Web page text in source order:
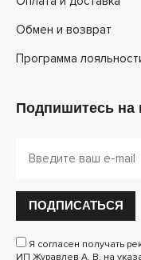
Обмен и возврат
Программа
Подпишитесь на
ПОДПИСАТЬСЯ
Я согласен получать
ИП Журавлев А. В. на